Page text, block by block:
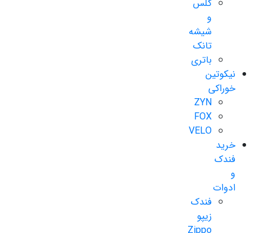
گلس
و
شیشه
تانک
باتری
نیکوتین
خوراکی
ZYN
FOX
VELO
خرید
فندک
و
ادوات
فندک
زیپو